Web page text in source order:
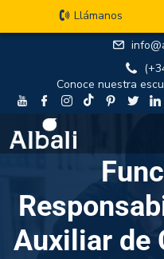
Conoce nuestra
Llámanos
Auxiliar de